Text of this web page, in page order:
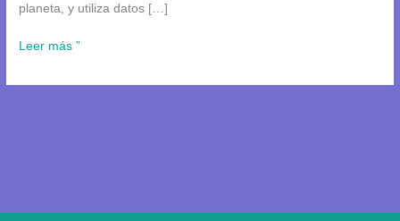
planeta, y utiliza datos […]
Leer más ”